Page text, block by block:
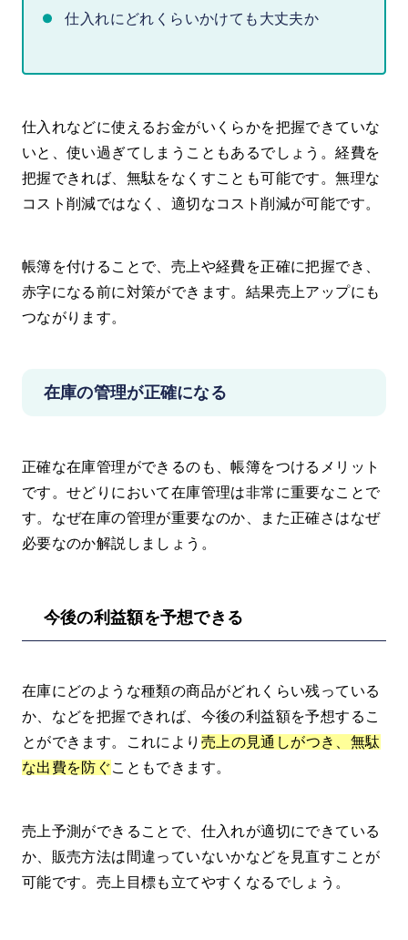
仕入れにどれくらいかけても大丈夫か
仕入れなどに使えるお金がいくらかを把握できていな
いと、使い過ぎてしまうこともあるでしょう。経費を
把握できれば、無駄をなくすことも可能です。無理な
コスト削減ではなく、適切なコスト削減が可能です。
帳簿を付けることで、売上や経費を正確に把握でき、
赤字になる前に対策ができます。結果売上アップにも
つながります。
在庫の管理が正確になる
正確な在庫管理ができるのも、帳簿をつけるメリット
です。せどりにおいて在庫管理は非常に重要なことで
す。なぜ在庫の管理が重要なのか、また正確さはなぜ
必要なのか解説しましょう。
今後の利益額を予想できる
在庫にどのような種類の商品がどれくらい残っている
か、などを把握できれば、今後の利益額を予想するこ
とができます。これにより 売上の見通しがつき、無駄
な出費を防ぐこともできます。
売上予測ができることで、仕入れが適切にできている
か、販売方法は間違っていないかなどを見直すことが
可能です。売上目標も立てやすくなるでしょう。